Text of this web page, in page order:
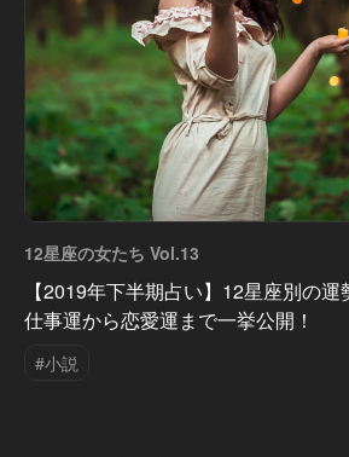
12星座の女たち Vol.13
【2019年下半期占い】12星座別の運
仕事運から恋愛運まで一挙公開！
#小説